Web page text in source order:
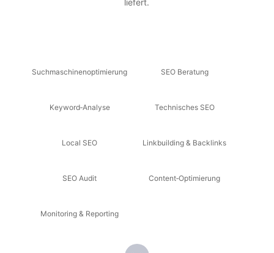
liefert.
Suchmaschinenoptimierung SEO Beratung
Keyword‑Analyse Technisches SEO
Local SEO Linkbuilding & Backlinks
SEO Audit Content‑Optimierung
Monitoring & Reporting